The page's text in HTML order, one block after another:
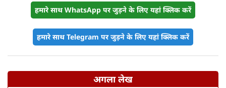
हमारे साथ WhatsApp पर जुड़ने के लिए यहां क्लिक करें
हमारे साथ Telegram पर जुड़ने के लिए यहां क्लिक करें
अगला लेख